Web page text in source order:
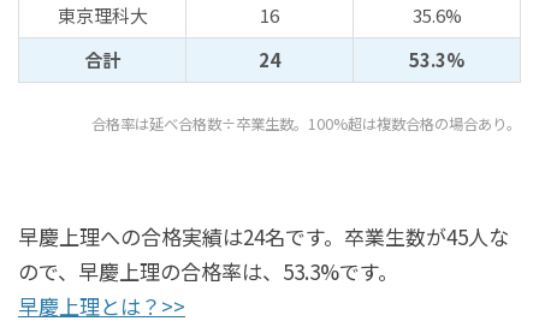
東京理科大
16
35.6%
合計
24 53.3%
合格率は延べ合格数÷卒業生数。100%超は複数合格の場合あり。
早慶上理への合格実績は24名です。卒業生数が45人な
ので、早慶上理の合格率は、53.3%です。
早慶上理とは？>>